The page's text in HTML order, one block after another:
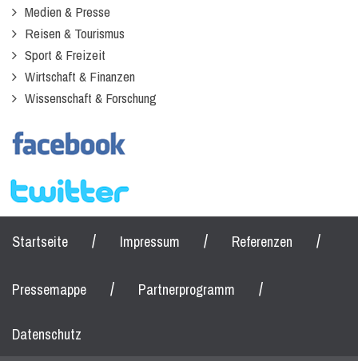
Medien & Presse
Reisen & Tourismus
Sport & Freizeit
Wirtschaft & Finanzen
Wissenschaft & Forschung
Startseite / Impressum / Referenzen /
Pressemappe / Partnerprogramm /
Datenschutz